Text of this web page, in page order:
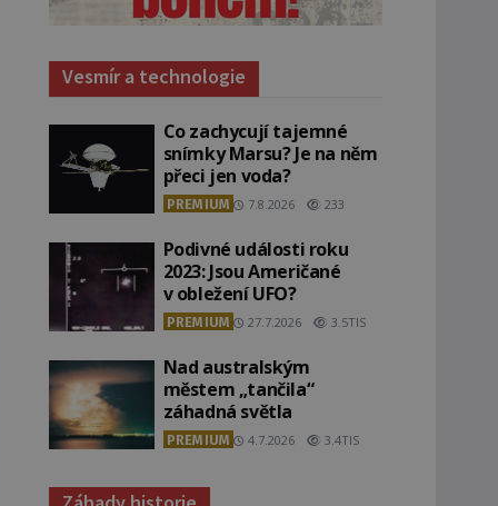
Vesmír a technologie
Co zachycují tajemné
snímky Marsu? Je na něm
přeci jen voda?
PREMIUM 7.8.2026 233
Podivné události roku
2023: Jsou Američané
v obležení UFO?
PREMIUM 27.7.2026 3.5TIS
Nad australským
městem „tančila“
záhadná světla
PREMIUM 4.7.2026 3.4TIS